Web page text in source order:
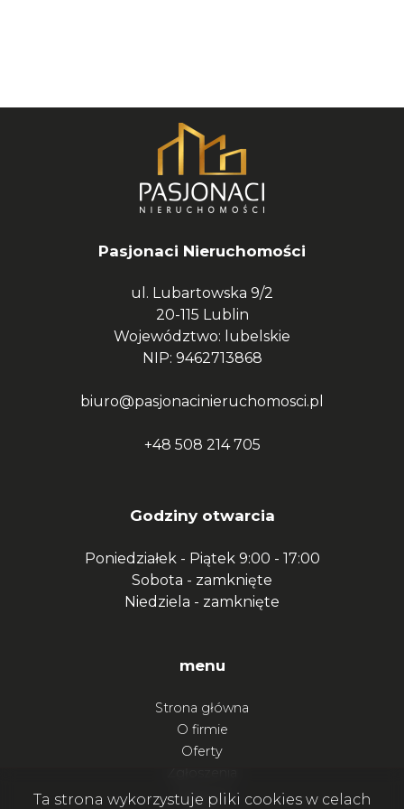
Pasjonaci Nieruchomości
ul. Lubartowska 9/2
20-115 Lublin
Województwo: lubelskie
NIP: 9462713868
biuro@pasjonacinieruchomosci.pl
+48 508 214 705
Godziny otwarcia
Poniedziałek - Piątek9:00 - 17:00
Sobota - zamknięte
Niedziela - zamknięte
menu
Strona główna
O firmie
Oferty
Ulubione
Ta strona wykorzystuje pliki cookies w celach